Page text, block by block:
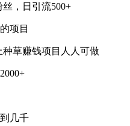
，日引流500+
项目
种草赚钱项目人人可做
几千